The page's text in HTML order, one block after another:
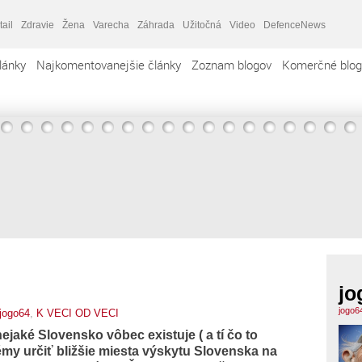
Zdravie Žena Varecha Záhrada Užitočná Video DefenceNews
Najkomentovanejšie články Zoznam blogov Komerčné
jogo64 K VECI OD VECI
Slovensko vôbec existuje ( a tí čo to
určiť bližšie miesta výskytu Slovenska na